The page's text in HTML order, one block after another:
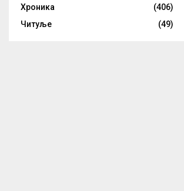
Хроника
(406)
Читуље
(49)